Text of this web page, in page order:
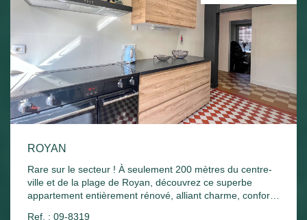
ROYAN
Rare sur le secteur ! À seulement 200 mètres du centre-
ville et de la plage de Royan, découvrez ce superbe
appartement entièrement rénové, alliant charme, confort
Ref. : 09-8319